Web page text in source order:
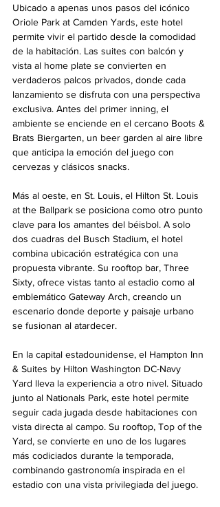
Ubicado a apenas unos pasos del icónico
Oriole Park at Camden Yards, este hotel
permite vivir el partido desde la comodidad
de la habitación. Las suites con balcón y
vista al home plate se convierten en
verdaderos palcos privados, donde cada
lanzamiento se disfruta con una perspectiva
exclusiva. Antes del primer inning, el
ambiente se enciende en el cercano Boots &
Brats Biergarten, un beer garden al aire libre
que anticipa la emoción del juego con
cervezas y clásicos snacks.
Más al oeste, en St. Louis, el Hilton St. Louis
at the Ballpark se posiciona como otro punto
clave para los amantes del béisbol. A solo
dos cuadras del Busch Stadium, el hotel
combina ubicación estratégica con una
propuesta vibrante. Su rooftop bar, Three
Sixty, ofrece vistas tanto al estadio como al
emblemático Gateway Arch, creando un
escenario donde deporte y paisaje urbano
se fusionan al atardecer.
En la capital estadounidense, el Hampton Inn
& Suites by Hilton Washington DC-Navy
Yard lleva la experiencia a otro nivel. Situado
junto al Nationals Park, este hotel permite
seguir cada jugada desde habitaciones con
vista directa al campo. Su rooftop, Top of the
Yard, se convierte en uno de los lugares
más codiciados durante la temporada,
combinando gastronomía inspirada en el
estadio con una vista privilegiada del juego.